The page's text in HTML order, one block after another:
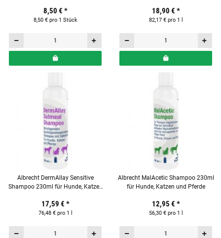
8,50 € *
8,50 € pro 1 Stück
18,90 € *
82,17 € pro 1 l
Albrecht DermAllay Sensitive
Shampoo 230ml für Hunde, Katzen
17,59 € *
76,48 € pro 1 l
Albrecht MalAcetic Shampoo 230ml
für Hunde, Katzen und Pferde
12,95 € *
56,30 € pro 1 l